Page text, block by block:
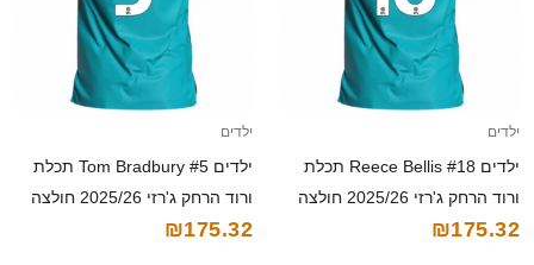
ילדים
ילדים Reece Bellis #18 תכלת
ורוד הרחק ג'רזי 2025/26 חולצה
קצרה
₪175.32
ילדים
ילדים Tom Bradbury #5 תכלת
ורוד הרחק ג'רזי 2025/26 חולצה
קצרה
₪175.32